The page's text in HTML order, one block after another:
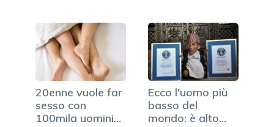
20enne vuole far
sesso con
100mila uomini
Ecco l'uomo più
basso del
mondo: è alto